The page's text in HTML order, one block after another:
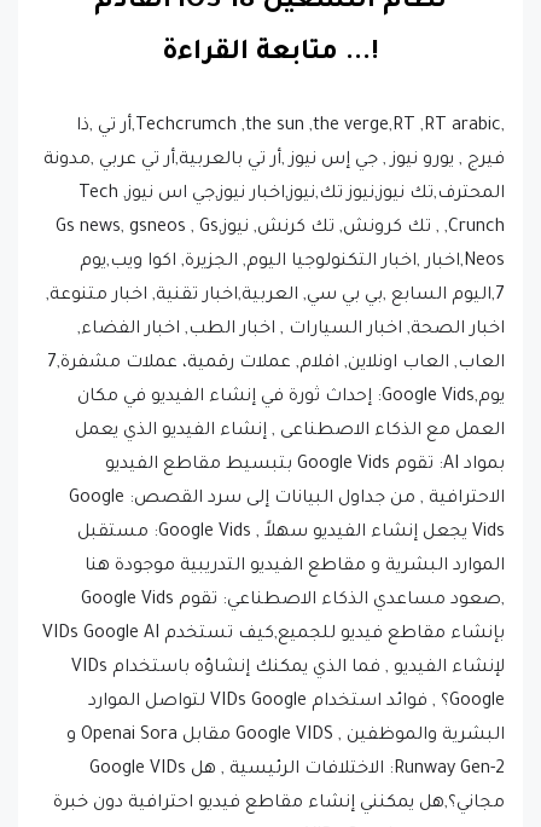
!.
.. متابعة القراءة
فيرج , يورو نيوز , جي إس نيوز ,أر تي بالعربية,أر تي عربي ,مدونة
المحترف,تك نيوز,نيوز تك,نيوز,اخبار نيوز,جي اس نيوز, Tech
Crunch, , تك كرونش, تك كرنش, نيوز,Gs news, gsneos , Gs
Neos,اخبار ,اخبار التكنولوجيا اليوم, الجزيرة, اكوا ويب,يوم
7,اليوم السابع ,بي بي سي, العربية,اخبار تقنية, اخبار متنوعة,
اخبار الصحة, اخبار السيارات , اخبار الطب, اخبار الفضاء,
يوم,Google Vids: إحداث ثورة في إنشاء الفيديو في مكان
العمل مع الذكاء الاصطناعى , إنشاء الفيديو الذي يعمل
بمواد AI: تقوم Google Vids بتبسيط مقاطع الفيديو
الاحترافية , من جداول البيانات إلى سرد القصص: Google
Vids يجعل إنشاء الفيديو سهلاً , Google Vids: مستقبل
الموارد البشرية و مقاطع الفيديو التدريبية موجودة هنا
,صعود مساعدي الذكاء الاصطناعي: تقوم Google Vids
بإنشاء مقاطع فيديو للجميع,كيف تستخدم VIDs Google AI
لإنشاء الفيديو , فما الذي يمكنك إنشاؤه باستخدام VIDs
Google؟ , فوائد استخدام VIDs Google لتواصل الموارد
Runway Gen-2: الاختلافات الرئيسية , هل Google VIDs
مجاني؟,هل يمكنني إنشاء مقاطع فيديو احترافية دون خبرة
في استخدام VIDs Google , ما هو نوع مقاطع الفيديو التي